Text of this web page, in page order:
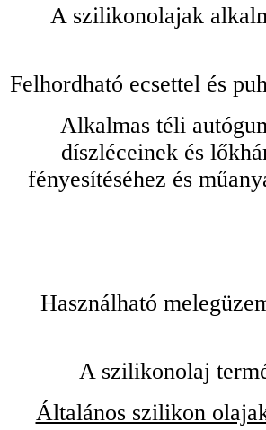
A szilikonolajak
Felhordható ecsettel és
Alkalmas téli
díszléceinek és
fényesítéséhez és
Használható
A szilikonolaj
Általános szilikon